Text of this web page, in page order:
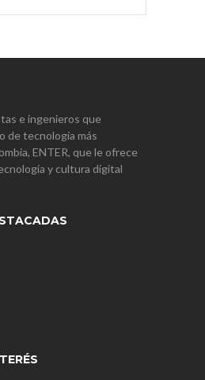
e ingenieros que
de tecnología más
ENTER, que le ofrece
y cultura digital